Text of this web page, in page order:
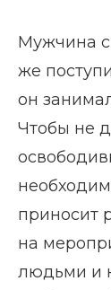
Мужчина
же
он
Чтобы не
приносит
на
людьми и